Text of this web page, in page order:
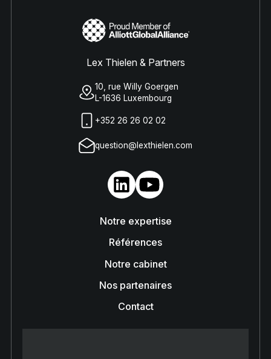
Lex Thielen & Partners
10, rue Willy Goergen
L-1636 Luxembourg
+352 26 26 02 02
question@lexthielen.com
Notre expertise
Références
Notre cabinet
Nos partenaires
Contact